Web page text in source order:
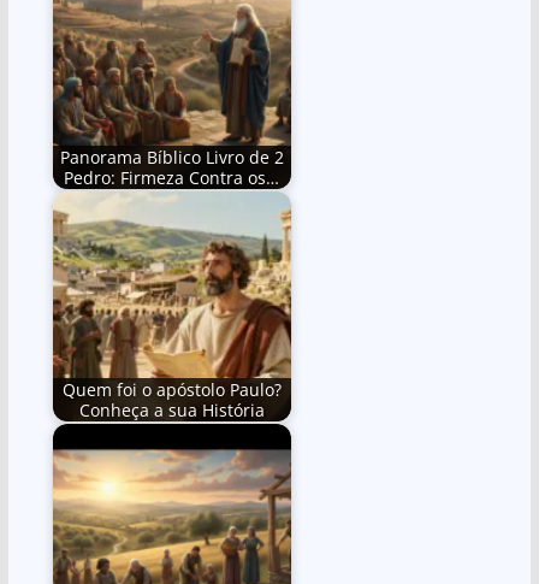
Panorama Bíblico Livro de 2
Pedro: Firmeza Contra os…
Quem foi o apóstolo Paulo?
Conheça a sua História